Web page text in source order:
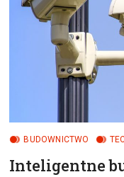
E-
BUDOWNICTWO
Inteligentne